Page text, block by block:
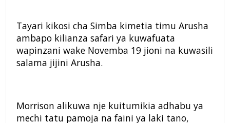
Tayari kikosi cha Simba kimetia timu Arusha
ambapo kilianza safari ya kuwafuata
wapinzani wake Novemba 19 jioni na kuwasili
salama jijini Arusha.
Morrison alikuwa nje kuitumikia adhabu ya
mechi tatu pamoja na faini ya laki tano,